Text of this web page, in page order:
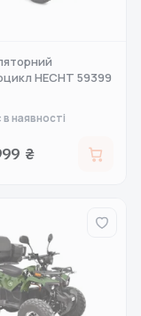
HECHT 59399
наявності
₴